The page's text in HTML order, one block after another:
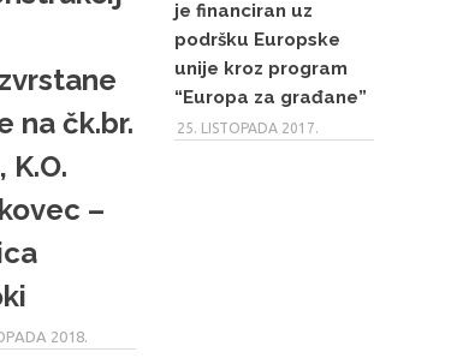
na čk.br.
K.O.
–
2018.
je financiran uz
podršku Europske
unije kroz program
“Europa za građane”
25. LISTOPADA 2017.